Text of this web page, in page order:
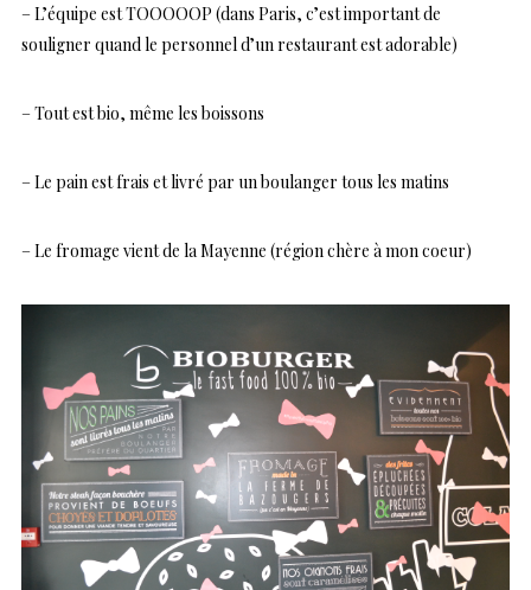
– L’équipe est TOOOOOP (dans Paris, c’est important de
souligner quand le personnel d’un restaurant est adorable)
– Tout est bio, même les boissons
– Le pain est frais et livré par un boulanger tous les matins
– Le fromage vient de la Mayenne (région chère à mon coeur)